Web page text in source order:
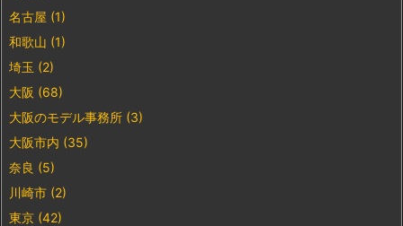
名古屋 (1)
和歌山 (1)
埼玉 (2)
大阪 (68)
大阪のモデル事務所 (3)
大阪市内 (35)
奈良 (5)
川崎市 (2)
東京 (42)